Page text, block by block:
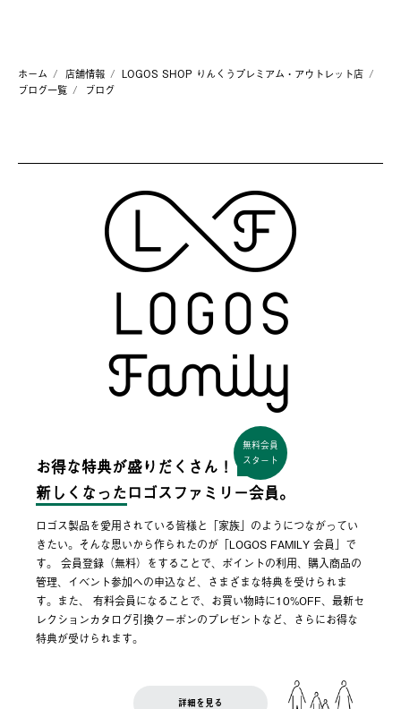
ホーム 店舗情報
LOGOS SHOP りんくうプレミアム・アウトレット店
ブログ一覧
ブログ
お得な特典が盛りだくさん！
無料会員
スタート
新しくなった ロゴスファミリー会員。
ロゴス製品を愛用されている皆様と「家族」のようにつながってい
きたい。そんな思いから作られたのが「LOGOS FAMILY 会員」で
す。 会員登録（無料）をすることで、ポイントの利用、購入商品の
管理、イベント参加への申込など、さまざまな特典を受けられま
す。また、 有料会員になることで、お買い物時に10%OFF、最新セ
レクションカタログ引換クーポンのプレゼントなど、さらにお得な
特典が受けられます。
詳細を見る